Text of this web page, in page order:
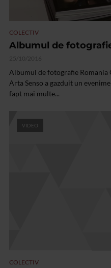
COLECTIV
Albumul de
25/10/2016
Albumul de fotografie Romania
Arta Senso a gazduit un
fapt mai multe...
VIDEO
COLECTIV